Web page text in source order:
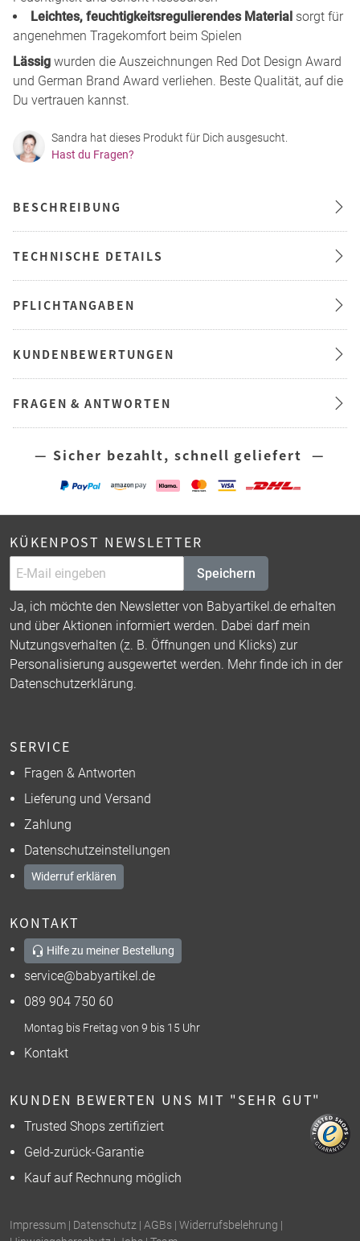
Leichtes, feuchtigkeitsregulierendes Material sorgt für
angenehmen Tragekomfort beim Spielen
Lässig wurden die Auszeichnungen Red Dot Design Award
und German Brand Award verliehen. Beste Qualität, auf die
Du vertrauen kannst.
Sandra hat dieses Produkt für Dich ausgesucht.
Hast du Fragen?
BESCHREIBUNG
TECHNISCHE DETAILS
PFLICHTANGABEN
KUNDENBEWERTUNGEN
FRAGEN & ANTWORTEN
— Sicher bezahlt, schnell geliefert —
KÜKENPOST NEWSLETTER
Speichern
Ja, ich möchte den Newsletter von Babyartikel.de erhalten
und über Aktionen informiert werden. Dabei darf mein
Nutzungsverhalten (z. B. Öffnungen und Klicks) zur
Personalisierung ausgewertet werden. Mehr finde ich in der
Datenschutzerklärung.
SERVICE
Fragen & Antworten
Lieferung und Versand
Zahlung
Datenschutzeinstellungen
Widerruf erklären
KONTAKT
Hilfe zu meiner Bestellung
service@babyartikel.de
089 904 750 60
Montag bis Freitag von 9 bis 15 Uhr
Kontakt
KUNDEN BEWERTEN UNS MIT "SEHR GUT"
Trusted Shops zertifiziert
Geld-zurück-Garantie
Kauf auf Rechnung möglich
Impressum | Datenschutz | AGBs | Widerrufsbelehrung |